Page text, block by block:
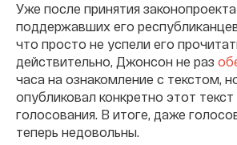
Уже после принятия
поддержавших его
что просто не успели его
действительно, Джонсон не раз
часа на ознакомление с текстом,
опубликовал конкретно этот
голосования. В итоге, даже
теперь недовольны.